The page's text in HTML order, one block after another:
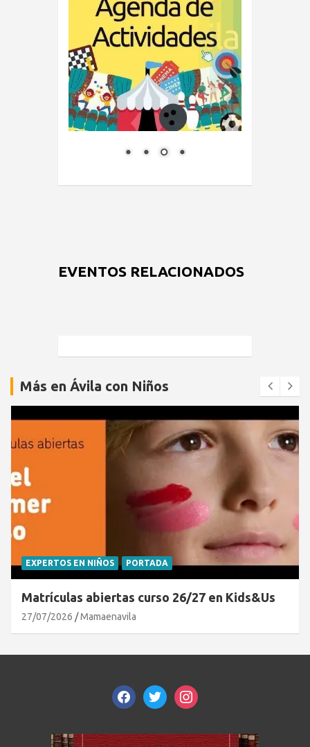
EVENTOS RELACIONADOS
Más en Ávila con Niños
EXPERTOS EN NIÑOS PORTADA
Matrículas abiertas curso 26/27 en Kids&Us
27/07/2026 Mamaenavila
facebooktwitterinstagram